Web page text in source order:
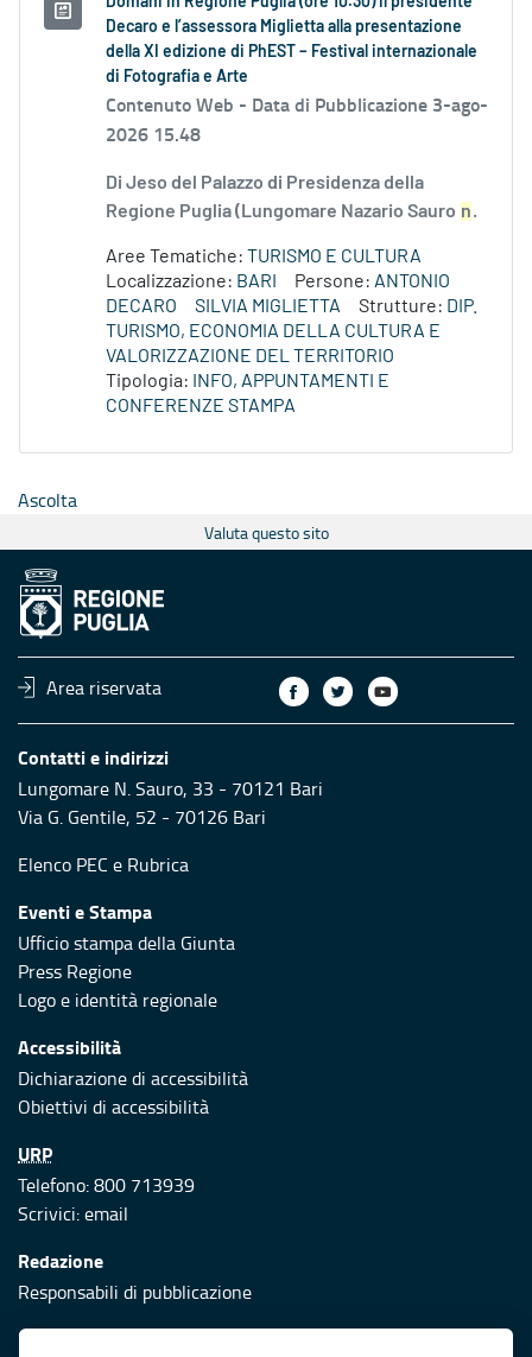
Decaro e l’assessora Miglietta alla presentazione
della XI edizione di PhEST – Festival internazionale
di Fotografia e Arte
Contenuto Web - Data di Pubblicazione 3-ago-
2026 15.48
Di Jeso del Palazzo di Presidenza della
Regione Puglia (Lungomare Nazario Sauro n.
Aree Tematiche: TURISMO E CULTURA
Localizzazione: BARI Persone: ANTONIO
DECARO
SILVIA MIGLIETTA Strutture: DIP.
TURISMO, ECONOMIA DELLA CULTURA E
VALORIZZAZIONE DEL TERRITORIO
Tipologia:
INFO, APPUNTAMENTI E
CONFERENZE STAMPA
Ascolta
Valuta questo sito
Area riservata
Contatti e indirizzi
Lungomare N. Sauro, 33 - 70121 Bari
Via G. Gentile, 52 - 70126 Bari
Elenco PEC e Rubrica
Eventi e Stampa
Ufficio stampa della Giunta
Press Regione
Logo e identità regionale
Accessibilità
Dichiarazione di accessibilità
Obiettivi di accessibilità
URP
Telefono: 800 713939
Scrivici:email
Redazione
Responsabili di pubblicazione
Protezione civile